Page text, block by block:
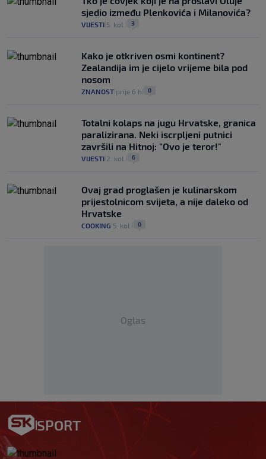
sjedio između Plenkovića i Milanovića?
VIJESTI 5. kol. 3
Kako je otkriven osmi kontinent?
Zealandija im je cijelo vrijeme bila pod
nosom
ZNANOST prije 6 h 0
Totalni kolaps na jugu Hrvatske, granica
paralizirana. Neki iscrpljeni putnici
završili na Hitnoj: "Ovo je teror!"
VIJESTI 2. kol. 6
Ovaj grad proglašen je kulinarskom
prijestolnicom svijeta, a nije daleko od
Hrvatske
COOKING 5. kol. 0
Oglas
SPORT